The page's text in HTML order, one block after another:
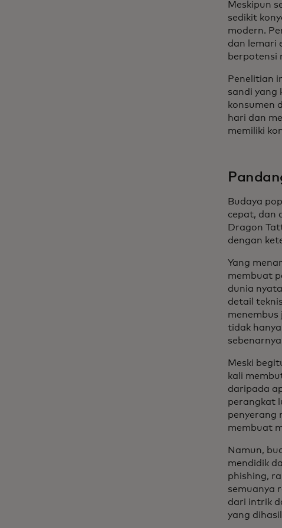
Meskipun
sedikit
modern.
dan lemari
berpotensi
Penelitian
sandi yang
konsumen
hari dan
memiliki
Budaya
cepat, dan
Dragon
dengan
Yang
membuat
dunia
detail
menembus
tidak
Meski
kali
daripada
perangkat
penyerang
membuat
Namun,
mendidik
phishing,
semuanya
dari intrik
yang